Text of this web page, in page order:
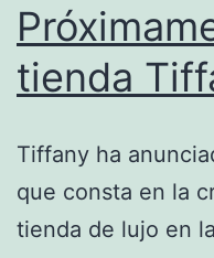
tienda
Tiffany ha
que consta en la
tienda de lujo en